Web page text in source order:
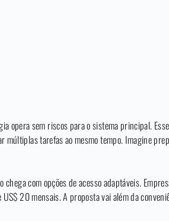
opera sem riscos para o sistema principal.
múltiplas tarefas ao mesmo tempo. Imagine
com opções de acesso adaptáveis.
20 mensais. A proposta vai além da